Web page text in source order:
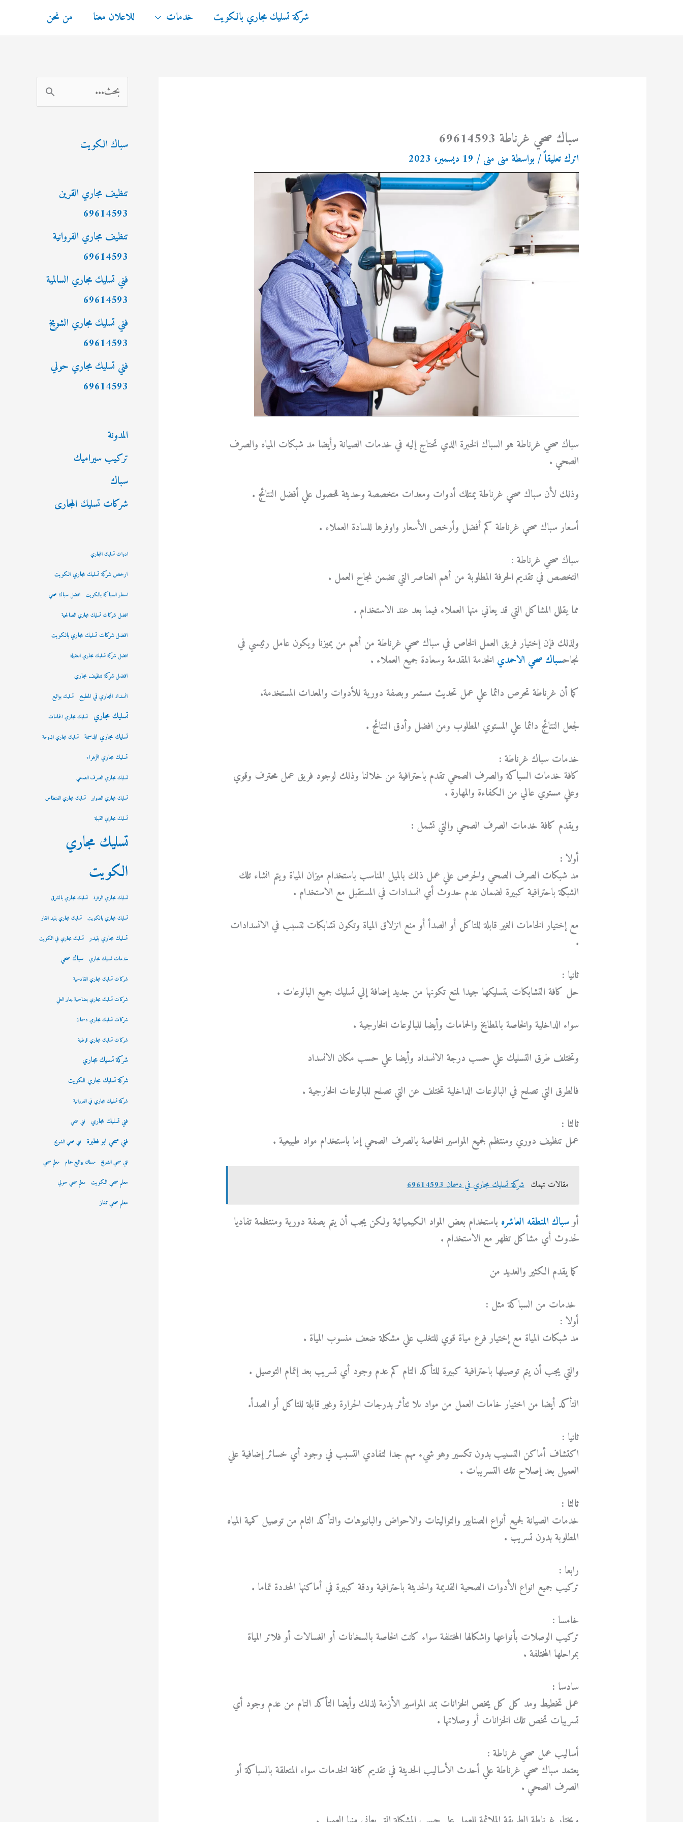
المحتوى
شركة تسليك مجاري بالكويت خدمات للاعلان معنا من نحن
سباك صحي غرناطة 69614593
اترك تعليقاً/ بواسطة منى منى/ 19 ديسمبر، 2023
سباك صحي غرناطة هو السباك الخبرة الذي تحتاج إليه في خدمات الصيانة وأيضا مد شبكات المياه والصرف
الصحي .
وذلك لأن سباك صحي غرناطة يمتلك أدوات ومعدات متخصصة وحديثة للحصول علي أفضل النتائج .
أسعار سباك صحي غرناطة كم أفضل وأرخص الأسعار واوفرها للسادة العملاء .
سباك صحي غرناطة :
التخصص في تقديم الحرفة المطلوبة من أهم العناصر التي تضمن نجاح العمل .
مما يقلل المشاكل التي قد يعاني منها العملاء فيما بعد عند الاستخدام .
ولذلك فإن إختيار فريق العمل الخاص في سباك صحي غرناطة من أهم من يميزنا ويكون عامل رئيسي في
نجاحسباك صحي الاحمدي الخدمة المقدمة وسعادة جميع العملاء .
كما أن غرناطة تحرص دائما علي عمل تحديث مستمر وبصفة دورية للأدوات والمعدات المستخدمة.
لجعل النتائج دائما علي المستوي المطلوب ومن افضل وأدق النتائج .
خدمات سباك غرناطة :
كافة خدمات السباكة والصرف الصحي تقدم باحترافية من خلالنا وذلك لوجود فريق عمل محترف وقوي
وعلي مستوي عالي من الكفاءة والمهارة .
ويقدم كافة خدمات الصرف الصحي والتي تشمل :
أولا :
مد شبكات الصرف الصحي والحرص علي عمل ذلك بالميل المناسب باستخدام ميزان المياة ويتم انشاء تلك
الشبكة باحترافية كبيرة لضمان عدم حدوث أي انسدادات في المستقبل مع الاستخدام .
مع إختيار الخامات الغير قابلة للتاكل أو الصدأ أو منع انزلاق المياة وتكون تشابكات تتسبب في الانسدادات
.
ثانيا :
حل كافة التشابكات بتسليكها جيدا لمنع تكونها من جديد إضافة إلي تسليك جميع البالوعات .
سواء الداخلية والخاصة بالمطابخ والحمامات وأيضا للبالوعات الخارجية .
وتختلف طرق التسليك علي حسب درجة الانسداد وأيضا علي حسب مكان الانسداد
فالطرق التي تصلح في البالوعات الداخلية تختلف عن التي تصلح للبالوعات الخارجية .
ثالثا :
عمل تنظيف دوري ومنتظم لجميع المواسير الخاصة بالصرف الصحي إما باستخدام مواد طبيعية .
مقالات تهمك شركة تسليك مجاري في دسمان 69614593
أوسباك المنطقه العاشره باستخدام بعض المواد الكيميائية ولكن يجب أن يتم بصفة دورية ومنتظمة تفاديا
لحدوث أي مشاكل تظهر مع الاستخدام .
كما يقدم الكثير والعديد من
خدمات من السباكة مثل :
أولا :
مد شبكات المياة مع إختيار فرع مياة قوي للتغلب علي مشكلة ضعف منسوب المياة .
والتي يجب أن يتم توصيلها باحترافية كبيرة للتأكد التام كم عدم وجود أي تسريب بعد إتمام التوصيل .
التأكد أيضا من اختيار خامات العمل من مواد ىلا تتأثر بدرجات الحرارة وغير قابلة للتاكل أو الصدأ.
ثانيا :
اكتشاف أماكن التسىيب بدون تكسير وهو شيء مهم جدا لتفادي التسبب في وجود أي خسائر إضافية علي
العميل بعد إصلاح تلك التسريبات .
ثالثا :
خدمات الصيانة لجميع أنواع الصنابير والتواليتات والاحواض والبانيوهات والتأكد التام من توصيل كمية المياه
المطلوبة بدون تسريب .
رابعا :
تركيب جميع انواع الأدوات الصحية القديمة والحديثة باحترافية ودقة كبيرة في أماكنها المحددة تماما .
خامسا :
تركيب الوصلات بأنواعها واشكالها المختلفة سواء كانت الخاصة بالسخانات أو الغسالات أو فلاتر المياة
بمراحلها المختلفة .
سادسا :
عمل تخطيط ومد كل كل يخص الخزانات بمد المواسير الأزمة لذلك وأيضا التأكد التام من عدم وجود أي
تسريبات تخص تلك الخزانات أو وصلاتها .
أساليب عمل صحي غرناطة :
يعتمد سباك صحي غرناطة علي أحدث الأساليب الحديثة في تقديم كافة الخدمات سواء المتعلقة بالسباكة أو
الصرف الصحي .
ل
ح
ع
ن
سباك الكويت
تنظيف مجاري القرين
69614593
تنظيف مجاري الفروانية
69614593
فني تسليك مجاري السالمية
69614593
فني تسليك مجاري الشويخ
69614593
فني تسليك مجاري حولي
69614593
المدونة
تركيب سيراميك
سباك
شركات تسليك المجارى
ادوات تسليك المجاري
ارخص شركة تسليك مجاري الكويت
اسعار السباكة بالكويت افضل سباك صحي
افضل شركات تسليك مجاري الصالحية
افضل شركات تسليك مجاري بالكويت
افضل شركة تسليك مجاري العقيلة
افضل شركة تنظيف مجاري
انسداد المجاري في المطبخ تسليك بواليع
تسليك مجاري تسليك مجاري الحمامات
تسليك مجاري الدسمة تسليك مجاري الدوحة
تسليك مجاري الزهراء
تسليك مجاري الصرف الصحي
تسليك مجاري الصوابر تسليك مجاري الفنطاس
تسليك مجاري القبلة
تسليك مجاري
الكويت
تسليك مجاري الوفرة تسليك مجاري بالشرق
تسليك مجاري بالكويت تسليك مجاري بنيد القار
تسليك مجاري بنيدر تسليك مجاري في الكويت
خدمات تسليك مجاري سباك صحي
شركات تسليك مجاري القادسية
شركات تسليك مجاري بضاحية جابر العلي
شركات تسليك مجاري دسمان
شركات تسليك مجاري قرطبة
شركة تسليك مجاري
شركة تسليك مجاري الكويت
شركة تسليك مجاري في الفروانية
فني تسليك مجاري فني صحي
فني صحي ابو فطيرة فني صحي الشويح
فني صحي الشويخ مسلك بواليع حمام معلم صحي
معلم صحي الكويت معلم صحي حولي
معلم صحي ممتاز